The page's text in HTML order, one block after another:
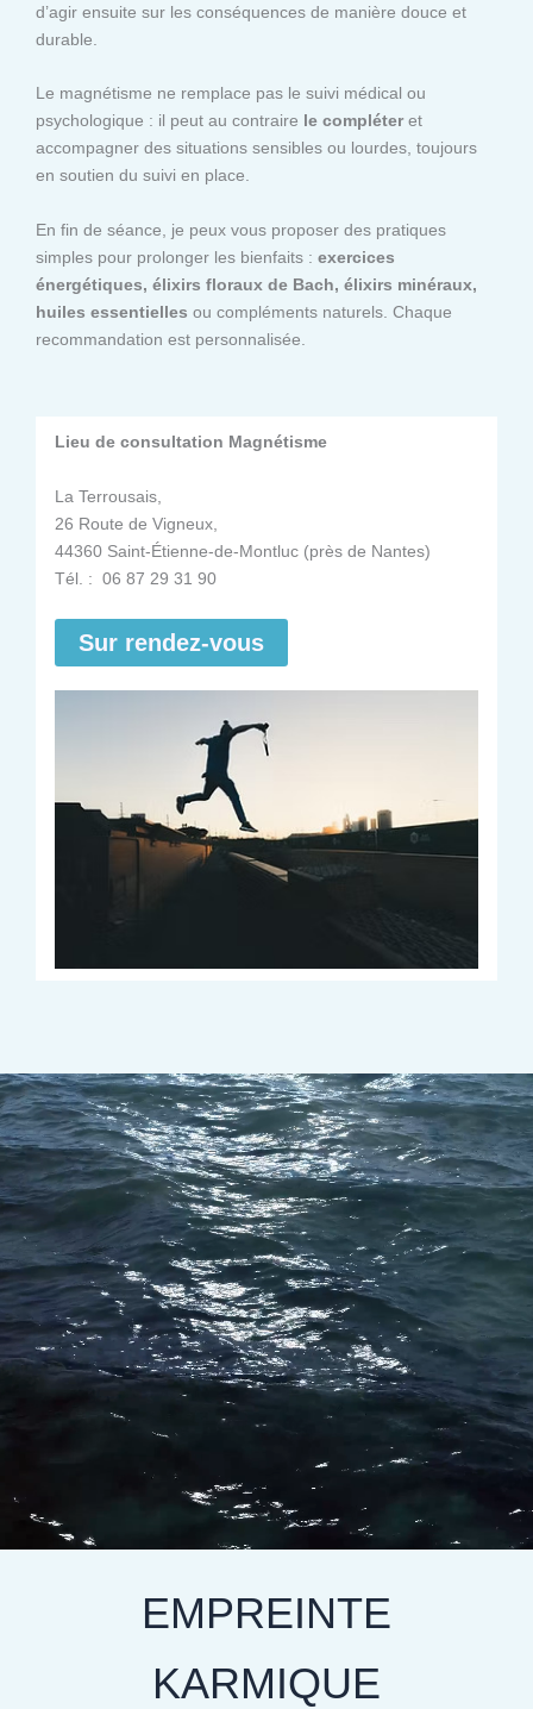
d’agir ensuite sur les conséquences de manière douce et
durable.
Le magnétisme ne remplace pas le suivi médical ou
psychologique : il peut au contraire le compléteret
accompagner des situations sensibles ou lourdes, toujours
en soutien du suivi en place.
En fin de séance, je peux vous proposer des pratiques
simples pour prolonger les bienfaits : exercices
énergétiques, élixirs floraux de Bach, élixirs minéraux,
huiles essentielles ou compléments naturels. Chaque
recommandation est personnalisée.
Lieu de consultation Magnétisme
La Terrousais,
26 Route de Vigneux,
44360 Saint-Étienne-de-Montluc (près de Nantes)
Tél. : 06 87 29 31 90
Sur rendez-vous
EMPREINTE
KARMIQUE